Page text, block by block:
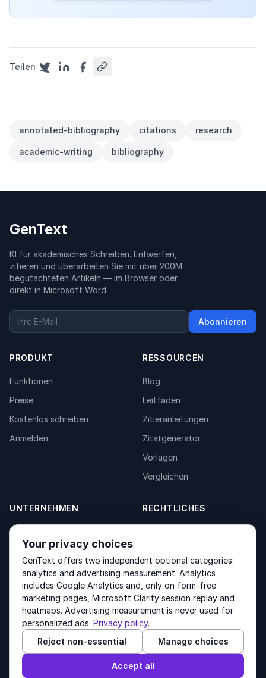
Teilen
annotated-bibliography citations research
academic-writing bibliography
GenText
KI für akademisches Schreiben. Entwerfen,
zitieren und überarbeiten Sie mit über 200M
begutachteten Artikeln — im Browser oder
direkt in Microsoft Word.
Abonnieren
PRODUKT
Funktionen
Preise
Kostenlos schreiben
Anmelden
RESSOURCEN
Blog
Leitfäden
Zitieranleitungen
Zitatgenerator
Vorlagen
Vergleichen
UNTERNEHMEN
Über uns
Kontakt
Produkte
RECHTLICHES
Terms of Service
Other products by GenText Group:LexDraft· MentalNote
© 2026 GenText Group Inc. Alle Rechte vorbehalten.
Your privacy choices
GenText offers two independent optional categories:
analytics and advertising measurement. Analytics
includes Google Analytics and, only on form-free
marketing pages, Microsoft Clarity session replay and
heatmaps. Advertising measurement is never used for
personalized ads. Privacy policy.
Reject non-essential
Manage choices
Accept all